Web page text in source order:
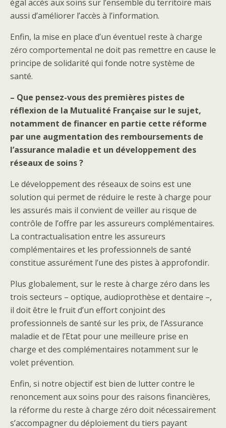
égal accès aux soins sur l’ensemble du territoire mais
aussi d’améliorer l’accès à l’information.
Enfin, la mise en place d’un éventuel reste à charge
zéro comportemental ne doit pas remettre en cause le
principe de solidarité qui fonde notre système de
santé.
– Que pensez-vous des premières pistes de
réflexion de la Mutualité Française sur le sujet,
notamment de financer en partie cette réforme
par une augmentation des remboursements de
l’assurance maladie et un développement des
réseaux de soins ?
Le développement des réseaux de soins est une
solution qui permet de réduire le reste à charge pour
les assurés mais il convient de veiller au risque de
contrôle de l’offre par les assureurs complémentaires.
La contractualisation entre les assureurs
complémentaires et les professionnels de santé
constitue assurément l’une des pistes à approfondir.
Plus globalement, sur le reste à charge zéro dans les
trois secteurs – optique, audioprothèse et dentaire –,
il doit être le fruit d’un effort conjoint des
professionnels de santé sur les prix, de l’Assurance
maladie et de l’Etat pour une meilleure prise en
charge et des complémentaires notamment sur le
volet prévention.
Enfin, si notre objectif est bien de lutter contre le
renoncement aux soins pour des raisons financières,
la réforme du reste à charge zéro doit nécessairement
s’accompagner du déploiement du tiers payant